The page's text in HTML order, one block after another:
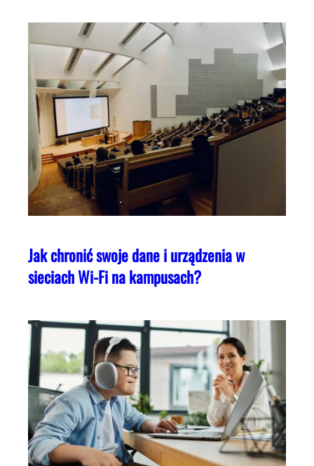
Jak chronić swoje dane i urządzenia w
sieciach Wi-Fi na kampusach?